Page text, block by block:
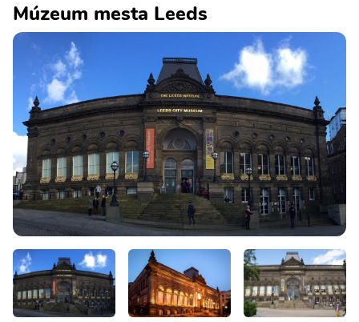
Múzeum mesta Leeds